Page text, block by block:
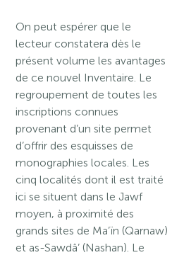
On peut espérer que le
lecteur constatera dès le
présent volume les avantages
de ce nouvel Inventaire. Le
regroupement de toutes les
inscriptions connues
provenant d’un site permet
d’offrir des esquisses de
monographies locales. Les
cinq localités dont il est traité
ici se situent dans le Jawf
moyen, à proximité des
grands sites de Ma’ïn (Qarnaw)
et as-Sawdâ’ (Nashan). Le